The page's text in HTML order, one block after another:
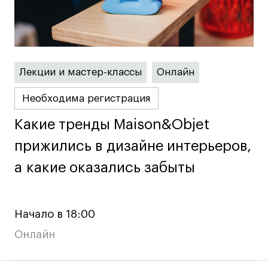
Карьера
Ассоциация выпускников
Центр карьеры
Живые проекты
Участие в выставках
Летние стажировки
Работы студентов
«Живые» проекты
Лекции и мастер-классы Онлайн
Необходима регистрация
Какие тренды Maison&Objet
прижились в дизайне интерьеров,
а какие оказались забыты
Какие тренды Maison&Objet
прижились в дизайне интерьеров,
а какие оказались забыты
Начало в 18:00
Онлайн